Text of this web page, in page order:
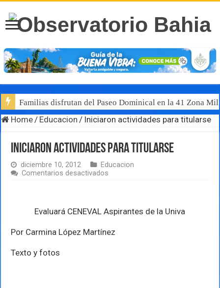
Familias disfrutan del Paseo Dominical en la 41 Zona
Home / Educacion / Iniciaron actividades para titularse
Iniciaron actividades para titularse
diciembre 10, 2012
Educacion
Comentarios desactivados
Evaluará CENEVAL Aspirantes de la Univa
Por Carmina López Martínez
Texto y fotos